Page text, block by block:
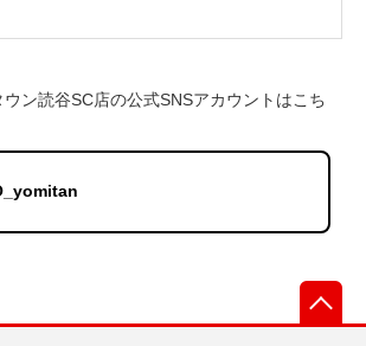
ン読谷SC店の公式SNSアカウントはこち